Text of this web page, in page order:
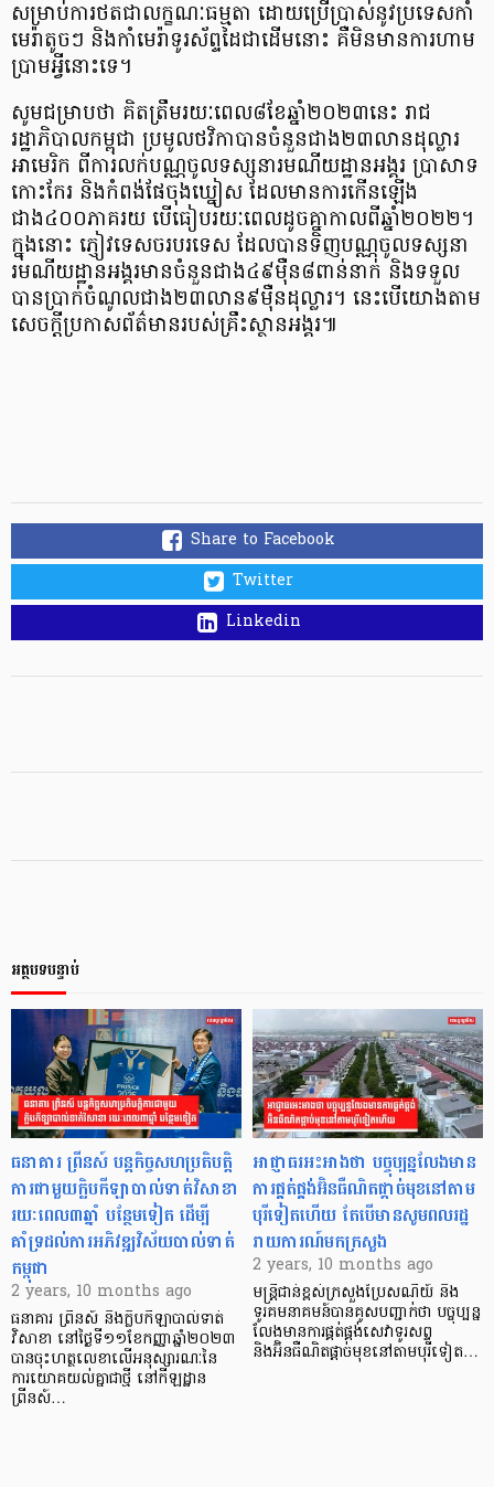
សម្រាប់ការថតជាលក្ខណៈធម្មតា ដោយប្រើប្រាស់នូវប្រទេសកាំ
មេរ៉ាតូចៗ និងកាំមេរ៉ាទូរស័ព្ទដៃជាដើមនោះ គឺមិនមានការហាម
ប្រាមអ្វីនោះទេ។
សូមជម្រាបថា គិតត្រឹមរយៈពេល៨ខែឆ្នាំ២០២៣នេះ រាជ
រដ្ឋាភិបាលកម្ពុជា ប្រមូលថវិកាបានចំនួនជាង២៣លានដុល្លារ
អាមេរិក ពីការលក់បណ្ណចូលទស្សនារមណីយដ្ឋានអង្គរ ប្រាសាទ
កោះកែរ និងកំពង់ផែចុងឃ្នៀស ដែលមានការកើនឡើង
ជាង៤០០ភាគរយ បើធៀបរយៈពេលដូចគ្នាកាលពីឆ្នាំ២០២២។
ក្នុងនោះ ភ្ញៀវទេសចរបរទេស ដែលបានទិញបណ្ណចូលទស្សនា
រមណីយដ្ឋានអង្គរមានចំនួនជាង៤៩ម៉ឺន៨ពាន់នាក់ និងទទួល
បានប្រាក់ចំណូលជាង២៣លាន៩ម៉ឺនដុល្លារ។ នេះបើយោងតាម
សេចក្ដីប្រកាសព័ត៌មានរបស់គ្រឹះស្ថានអង្គរ៕
Share to Facebook
Twitter
Linkedin
អត្ថបទបន្ទាប់
ធនាគារ ព្រីនស៍ បន្តកិច្ចសហប្រតិបត្តិ
ការជាមួយក្លិបកីឡាបាល់ទាត់វិសាខា
រយៈពេល៣ឆ្នាំ បនែ្ថមទៀត ដើម្បី
គាំទ្រដល់ការអភិវឌ្ឍវិស័យបាល់ទាត់
កម្ពុជា
2 years, 10 months ago
ធនាគារ ព្រីនស៍ និងក្លិបកីឡាបាល់ទាត់
វិសាខា នៅថ្ងៃទី១១ខែកញ្ញាឆ្នាំ២០២៣
បានចុះហត្ថលេខាលើអនុស្សារណៈនៃ
ការយោគយល់គ្នាជាថ្មី នៅកីឡដ្ឋាន
ព្រីនស៍…
អាជ្ញាធរអះអាងថា បច្ចុប្បន្នលែងមាន
ការផ្គត់ផ្គង់អ៊ិនធឺណិតផ្តាច់មុខនៅតាម
បុរីទៀតហើយ តែបើមានសូមពលរដ្ឋ
រាយការណ៍មកក្រសួង
2 years, 10 months ago
មន្ត្រីជាន់ខ្ពស់ក្រសួងប្រៃសណីយ៍ និង
ទូរគមនាគមន៍បានគូសបញ្ជាក់ថា បច្ចុប្បន្ន
លែងមានការផ្គត់ផ្គង់សេវាទូរសព្ទ
និងអ៊ិនធឺណិតផ្តាច់មុខនៅតាមបុរីទៀត…